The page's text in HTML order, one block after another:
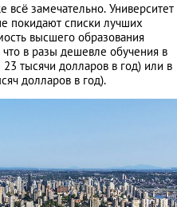
всё замечательно. Университет
покидают списки лучших
высшего образования
что в разы дешевле обучения в
тысячи долларов в год) или в
долларов в год).